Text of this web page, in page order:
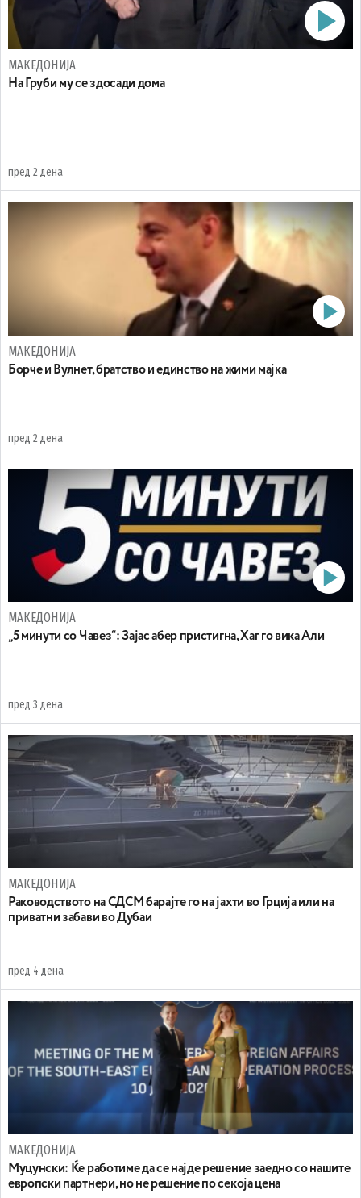
МАКЕДОНИЈА
На Груби му се здосади дома
пред 2 дена
МАКЕДОНИЈА
Борче и Вулнет, братство и единство на жими мајка
пред 2 дена
МАКЕДОНИЈА
„5 минути со Чавез“: Зајас абер пристигна, Хаг го вика Али
пред 3 дена
МАКЕДОНИЈА
Раководството на СДСМ барајте го на јахти во Грција или на
приватни забави во Дубаи
пред 4 дена
МАКЕДОНИЈА
Муцунски: Ќе работиме да се најде решение заедно со нашите
европски партнери, но не решение по секоја цена